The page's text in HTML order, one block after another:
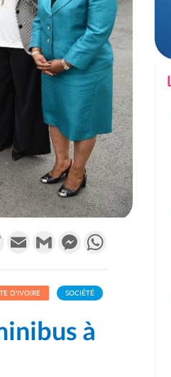
TwitterEmail Gmail Messenger
D'IVOIRE SOCIÉTÉ
à